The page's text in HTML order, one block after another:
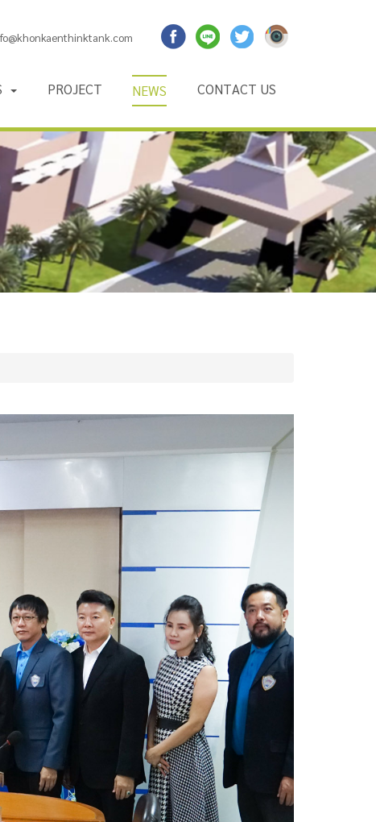
PROJECT NEWS CONTACT US